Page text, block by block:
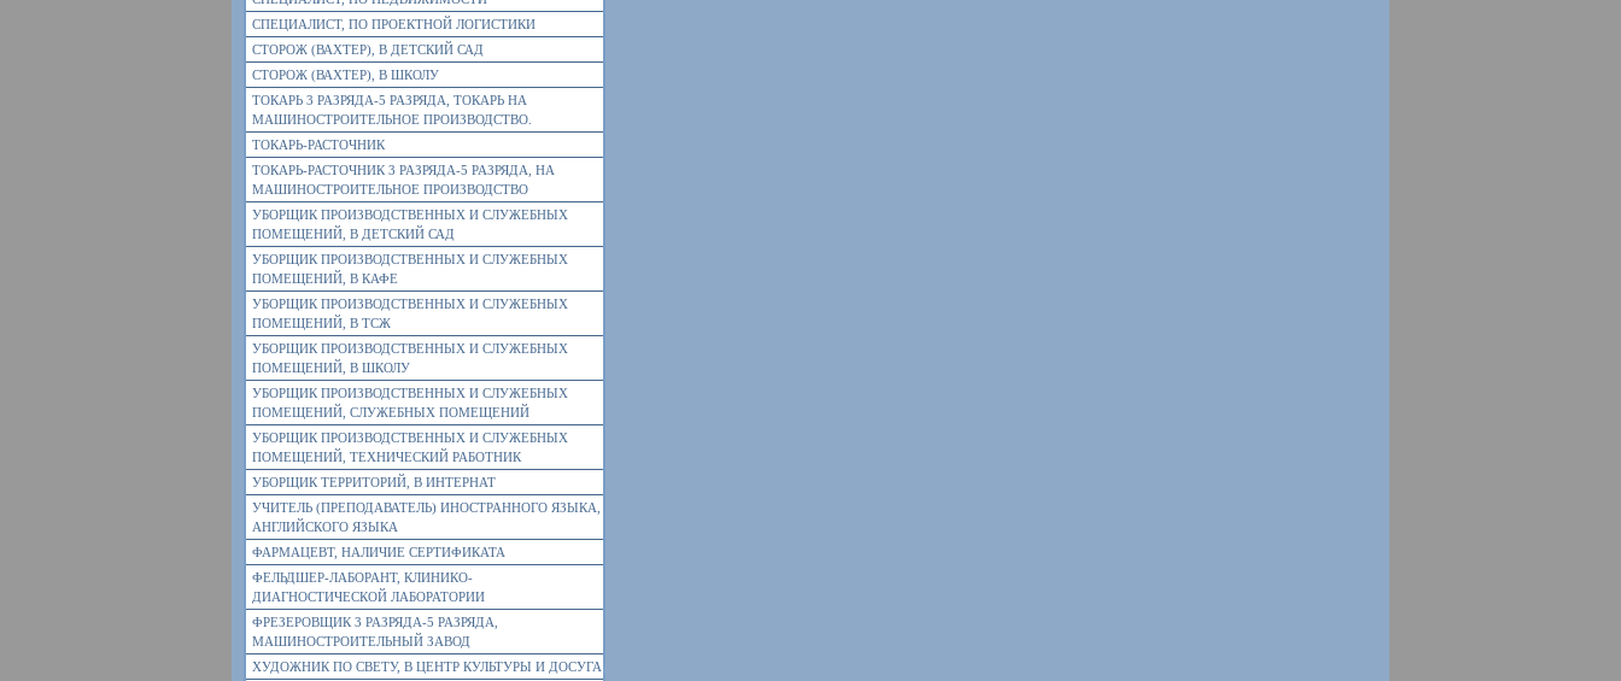
СПЕЦИАЛИСТ, ПО ПРОЕКТНОЙ ЛОГИСТИКИ
СТОРОЖ (ВАХТЕР), В ДЕТСКИЙ САД
СТОРОЖ (ВАХТЕР), В ШКОЛУ
ТОКАРЬ 3 РАЗРЯДА-5 РАЗРЯДА, ТОКАРЬ НА
МАШИНОСТРОИТЕЛЬНОЕ ПРОИЗВОДСТВО.
ТОКАРЬ-РАСТОЧНИК
ТОКАРЬ-РАСТОЧНИК 3 РАЗРЯДА-5 РАЗРЯДА, НА
МАШИНОСТРОИТЕЛЬНОЕ ПРОИЗВОДСТВО
УБОРЩИК ПРОИЗВОДСТВЕННЫХ И СЛУЖЕБНЫХ
ПОМЕЩЕНИЙ, В ДЕТСКИЙ САД
УБОРЩИК ПРОИЗВОДСТВЕННЫХ И СЛУЖЕБНЫХ
ПОМЕЩЕНИЙ, В КАФЕ
УБОРЩИК ПРОИЗВОДСТВЕННЫХ И СЛУЖЕБНЫХ
ПОМЕЩЕНИЙ, В ТСЖ
УБОРЩИК ПРОИЗВОДСТВЕННЫХ И СЛУЖЕБНЫХ
ПОМЕЩЕНИЙ, В ШКОЛУ
УБОРЩИК ПРОИЗВОДСТВЕННЫХ И СЛУЖЕБНЫХ
ПОМЕЩЕНИЙ, СЛУЖЕБНЫХ ПОМЕЩЕНИЙ
УБОРЩИК ПРОИЗВОДСТВЕННЫХ И СЛУЖЕБНЫХ
ПОМЕЩЕНИЙ, ТЕХНИЧЕСКИЙ РАБОТНИК
УБОРЩИК ТЕРРИТОРИЙ, В ИНТЕРНАТ
УЧИТЕЛЬ (ПРЕПОДАВАТЕЛЬ) ИНОСТРАННОГО ЯЗЫКА,
АНГЛИЙСКОГО ЯЗЫКА
ФАРМАЦЕВТ, НАЛИЧИЕ СЕРТИФИКАТА
ФЕЛЬДШЕР-ЛАБОРАНТ, КЛИНИКО-
ДИАГНОСТИЧЕСКОЙ ЛАБОРАТОРИИ
ФРЕЗЕРОВЩИК 3 РАЗРЯДА-5 РАЗРЯДА,
МАШИНОСТРОИТЕЛЬНЫЙ ЗАВОД
ХУДОЖНИК ПО СВЕТУ, В ЦЕНТР КУЛЬТУРЫ И ДОСУГА